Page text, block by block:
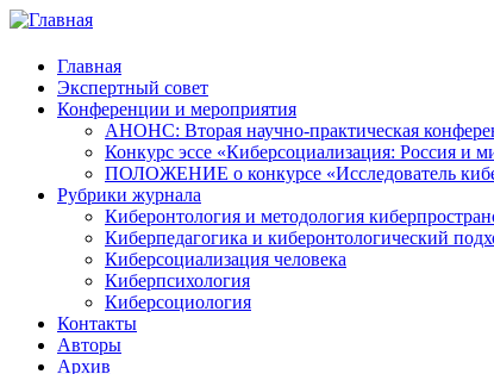
Главная
Экспертный совет
Конференции и мероприятия
АНОНС: Вторая научно-практическая
Конкурс эссе «Киберсоциализация: Россия и
ПОЛОЖЕНИЕ о конкурсе «Исследователь
Рубрики журнала
Киберонтология и методология
Киберпедагогика и киберонтологический
Киберсоциализация человека
Киберпсихология
Киберсоциология
Контакты
Авторы
Архив